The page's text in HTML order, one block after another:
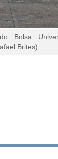
Bolsa
Brites)